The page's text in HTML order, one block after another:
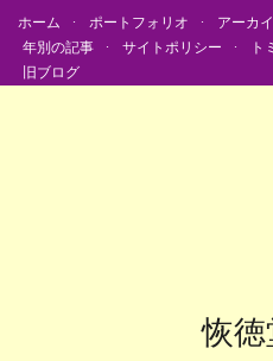
ホーム ポートフォリオ アーカ
年別の記事
サイトポリシー
ト
旧ブログ
恢